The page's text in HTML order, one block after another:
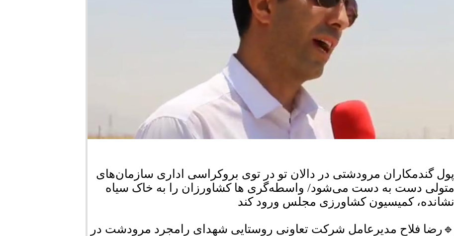
پول گندمکاران مرودشتی در دالان تو در توی بروکراسی اداری سازمان‌های
متولی دست به دست می‌شود/ واسطه‌گری ها کشاورزان را به خاک سیاه
نشانده، کمیسیون کشاورزی مجلس ورود کند
🔹رضا فلاح مدیرعامل شرکت تعاونی روستایی شهدای رامجرد مرودشت در